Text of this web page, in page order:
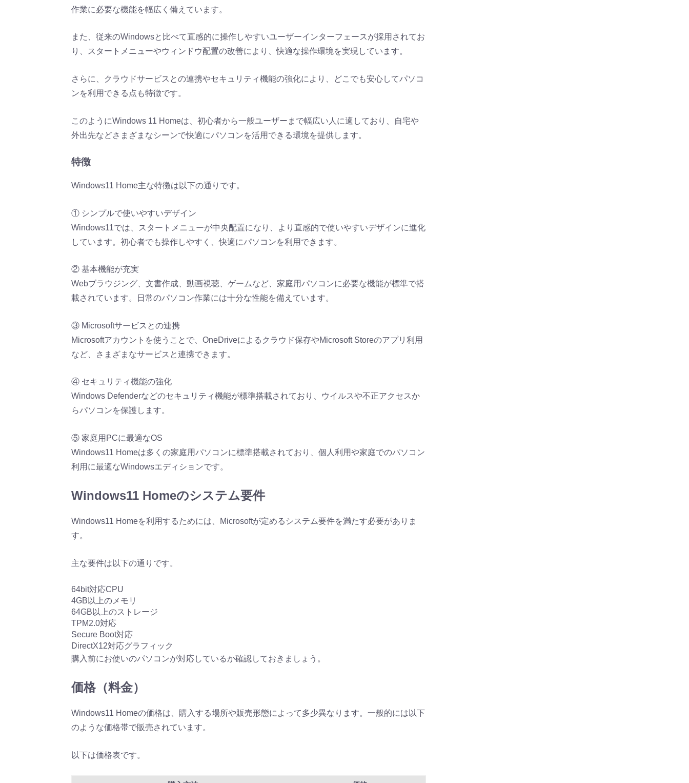
作業に必要な機能を幅広く備えています。
また、従来のWindowsと比べて直感的に操作しやすいユーザーインターフェースが採用されてお
り、スタートメニューやウィンドウ配置の改善により、快適な操作環境を実現しています。
さらに、クラウドサービスとの連携やセキュリティ機能の強化により、どこでも安心してパソコ
ンを利用できる点も特徴です。
このようにWindows 11 Homeは、初心者から一般ユーザーまで幅広い人に適しており、自宅や
外出先などさまざまなシーンで快適にパソコンを活用できる環境を提供します。
特徴
Windows11 Home主な特徴は以下の通りです。
① シンプルで使いやすいデザイン
Windows11では、スタートメニューが中央配置になり、より直感的で使いやすいデザインに進化
しています。初心者でも操作しやすく、快適にパソコンを利用できます。
② 基本機能が充実
Webブラウジング、文書作成、動画視聴、ゲームなど、家庭用パソコンに必要な機能が標準で搭
載されています。日常のパソコン作業には十分な性能を備えています。
③ Microsoftサービスとの連携
Microsoftアカウントを使うことで、OneDriveによるクラウド保存やMicrosoft Storeのアプリ利用
など、さまざまなサービスと連携できます。
④ セキュリティ機能の強化
Windows Defenderなどのセキュリティ機能が標準搭載されており、ウイルスや不正アクセスか
らパソコンを保護します。
⑤ 家庭用PCに最適なOS
Windows11 Homeは多くの家庭用パソコンに標準搭載されており、個人利用や家庭でのパソコン
利用に最適なWindowsエディションです。
Windows11 Homeのシステム要件
Windows11 Homeを利用するためには、Microsoftが定めるシステム要件を満たす必要がありま
す。
主な要件は以下の通りです。
64bit対応CPU
4GB以上のメモリ
64GB以上のストレージ
TPM2.0対応
Secure Boot対応
DirectX12対応グラフィック
購入前にお使いのパソコンが対応しているか確認しておきましょう。
価格（料金）
Windows11 Homeの価格は、購入する場所や販売形態によって多少異なります。一般的には以下
のような価格帯で販売されています。
以下は価格表です。